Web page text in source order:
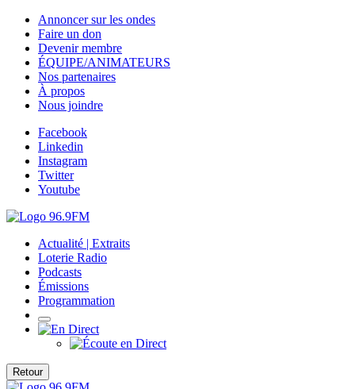
Annoncer sur les ondes
Faire un don
Devenir membre
ÉQUIPE/ANIMATEURS
Nos partenaires
À propos
Nous joindre
Facebook
Linkedin
Instagram
Twitter
Youtube
Actualité | Extraits
Loterie Radio
Podcasts
Émissions
Programmation
Retour